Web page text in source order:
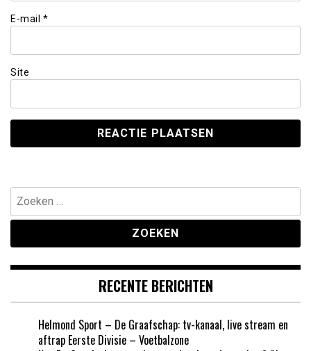
E-mail *
Site
Zoeken
naar:
RECENTE BERICHTEN
Helmond Sport – De Graafschap: tv-kanaal, live stream en
aftrap Eerste Divisie – Voetbalzone